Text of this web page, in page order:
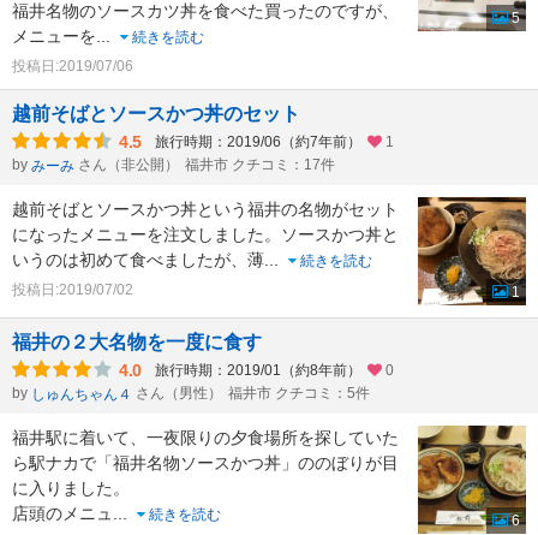
福井名物のソースカツ丼を食べた買ったのですが、
メニューを...
続きを読む
投稿日:2019/07/06
5
越前そばとソースかつ丼のセット
4.5 旅行時期：2019/06（約7年前）
1
by みーみ さん（非公開） 福井市 クチコミ：17件
越前そばとソースかつ丼という福井の名物がセット
になったメニューを注文しました。ソースかつ丼と
いうのは初めて食べましたが、薄...
続きを読む
投稿日:2019/07/02
1
福井の２大名物を一度に食す
4.0 旅行時期：2019/01（約8年前）
0
by しゅんちゃん４ さん（男性） 福井市 クチコミ：5件
福井駅に着いて、一夜限りの夕食場所を探していた
ら駅ナカで「福井名物ソースかつ丼」ののぼりが目
に入りました。
店頭のメニュ...
続きを読む
6